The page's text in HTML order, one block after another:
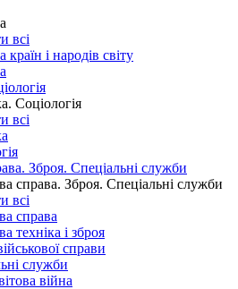
всі
країн і народів світу
Соціологія
всі
Зброя. Спеціальні служби
справа. Зброя. Спеціальні служби
всі
справа
техніка і зброя
справи
служби
війна